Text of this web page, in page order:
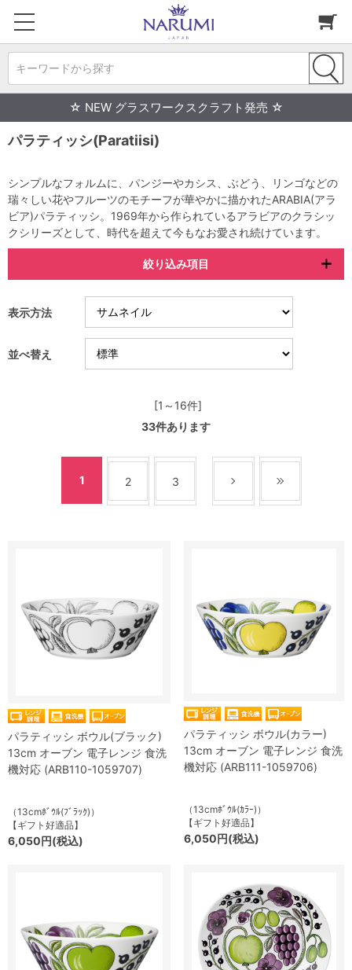
キーワードから探す
☆ NEW グラスワークスクラフト発売 ☆
パラティッシ(Paratiisi)
シンプルなフォルムに、パンジーやカシス、ぶどう、リンゴなどの
瑞々しい花やフルーツのモチーフが華やかに描かれたARABIA(アラ
ビア)パラティッシ。1969年から作られているアラビアのクラシッ
クシリーズとして、時代を超えて今もなお愛され続けています。
絞り込み項目
表示方法
並べ替え
[1～16件]
33件あります
1 2 3
パラティッシ ボウル(ブラック)
13cm オーブン 電子レンジ 食洗
機対応 (ARB110-1059707)
（13cmﾎﾞｳﾙ(ﾌﾞﾗｯｸ)）
【ギフト好適品】
6,050円(税込)
パラティッシ ボウル(カラー)
13cm オーブン 電子レンジ 食洗
機対応 (ARB111-1059706)
（13cmﾎﾞｳﾙ(ｶﾗｰ)）
【ギフト好適品】
6,050円(税込)